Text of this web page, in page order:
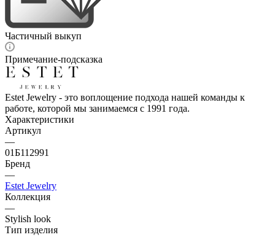
Частичный выкуп
Примечание-подсказка
Estet Jewelry - это воплощение подхода нашей команды к
работе, которой мы занимаемся с 1991 года.
Характеристики
Артикул
—
01Б112991
Бренд
—
Estet Jewelry
Коллекция
—
Stylish look
Тип изделия